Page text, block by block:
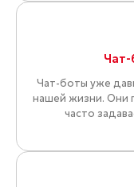
Чат-
Чат-боты уже
нашей жизни. Они
часто